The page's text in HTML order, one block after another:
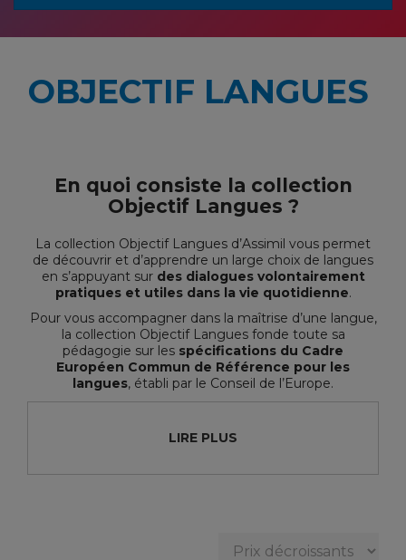
OBJECTIF LANGUES
En quoi consiste la collection
Objectif Langues ?
La collection Objectif Langues d’Assimil vous permet
de découvrir et d’apprendre un large choix de langues
en s’appuyant sur des dialogues volontairement
pratiques et utiles dans la vie quotidienne.
Pour vous accompagner dans la maîtrise d’une langue,
la collection Objectif Langues fonde toute sa
pédagogie sur les spécifications du Cadre
Européen Commun de Référence pour les
langues, établi par le Conseil de l’Europe.
LIRE PLUS